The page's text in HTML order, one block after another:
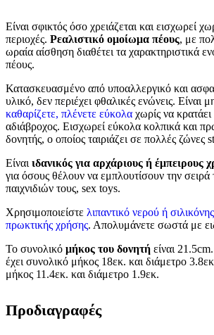
Είναι σφικτός όσο χρειάζεται και εισχωρεί
περιοχές. Ρεαλιστικό ομοίωμα πέους, με
ωραία αίσθηση διαθέτει τα χαρακτηριστικά
πέους.
Κατασκευασμένο από υποαλλεργικό και
υλικό, δεν περιέχει φθαλικές ενώνεις. Είναι
καθαρίζετε, πλένετε εύκολα χωρίς να κρατάει
αδιάβροχος. Εισχωρεί εύκολα κολπικά και
δονητής, ο οποίος ταιριάζει σε πολλές ζώνες
Είναι ιδανικός για αρχάριους ή έμπειρους
για όσους θέλουν να εμπλουτίσουν την
παιχνιδιών τους, sex toys.
Χρησιμοποιείστε λιπαντικό νερού ή
πρωκτικής χρήσης. Απολυμάνετε σωστά με
Το συνολικό μήκος του δονητή είναι
έχει συνολικό μήκος 18εκ. και διάμετρο
μήκος 11.4εκ. και διάμετρο 1.9εκ.
Προδιαγραφές